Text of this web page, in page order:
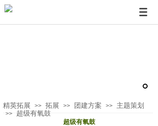
精英拓展 >> 拓展 >> 团建方案 >> 主题策划
>> 超级有氧鼓
超级有氧鼓